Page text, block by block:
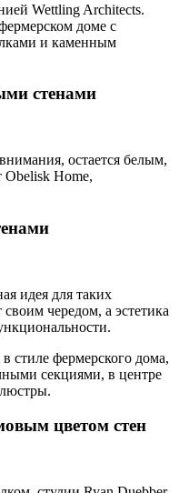
Wettling Architects.
доме с
и каменным
стенами
остается белым,
Obelisk Home,
идея для таких
чередом, а эстетика
стиле фермерского дома,
секциями, в центре
цветом стен